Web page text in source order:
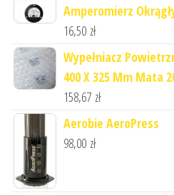
Amperomierz
16,50 zł
Wypełniacz
400 X 325 Mm Mata
158,67 zł
Aerobie AeroPress
98,00 zł